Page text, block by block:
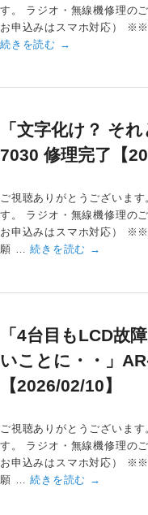
す。 ラジオ・無線機修理
お申込みはスマホ対応）
続きを読む →
「文字化け？ そ
7030 修理完了【
ご視聴ありがとうございま
す。 ラジオ・無線機修理
お申込みはスマホ対応）
願 …続きを読む →
「4台目もLCD故
いことに・・」
【2026/02/10】
ご視聴ありがとうございま
す。 ラジオ・無線機修理
お申込みはスマホ対応）
願 …続きを読む →